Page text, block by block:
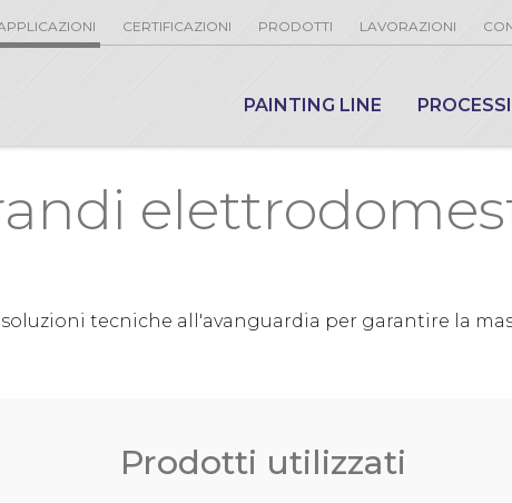
PAINTING LINE
CERTIFICAZIONI PRODOTTI LAVORAZIONI
tecniche all'avanguardia per garantire la
Prodotti utilizzati